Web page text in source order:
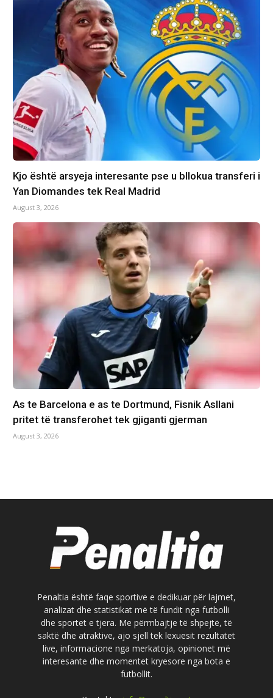
Kjo është arsyeja interesante pse u bllokua transferi i
Yan Diomandes tek Real Madrid
August 3, 2026
As te Barcelona e as te Dortmund, Fisnik Asllani
pritet të transferohet tek gjiganti gjerman
August 3, 2026
Penaltia është faqe sportive e dedikuar për lajmet,
analizat dhe statistikat më të fundit nga futbolli
dhe sportet e tjera. Me përmbajtje të shpejtë, të
saktë dhe atraktive, ajo sjell tek lexuesit rezultatet
live, informacione nga merkatoja, opinionet më
interesante dhe momentet kryesore nga bota e
futbollit.